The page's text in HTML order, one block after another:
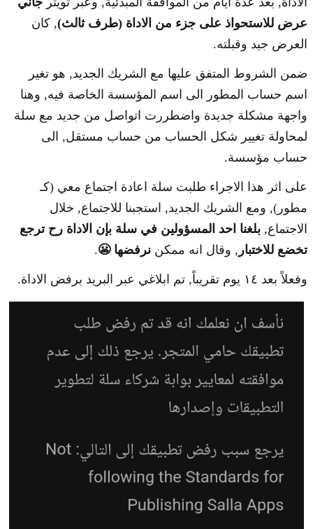
عرض للاستحواذ على جزء من الاداة (طرف ثالث), كان
العرض جيد وقبلته.
ضمن الشروط المتفق عليها مع الشريك الجديد, هو تغير
اسم حساب المطور الى اسم المؤسسة الخاصة فيه, وهنا
واجهة مشكلة جديدة واضطررت اتواصل من جديد مع سلة
لمحاولة تغيير شكل الحساب من حساب مستقل, الى
حساب مؤسسة.
على اثر هذا الاجراء طلبت سلة اعادة اجتماع معي (كـ
مطور), ومع الشريك الجديد, استجبنا للاجتماع, خلال
الاجتماع, بلغنا احد المسؤولين في سلة بإن الاداة رح ترجع
تخضع للاختبار , وقال انه ممكن نرفضها 😬.
وفعلاً بعد ١٤ يوم تقريباً, تم ابلاغي عبر البريد برفض الاداة.